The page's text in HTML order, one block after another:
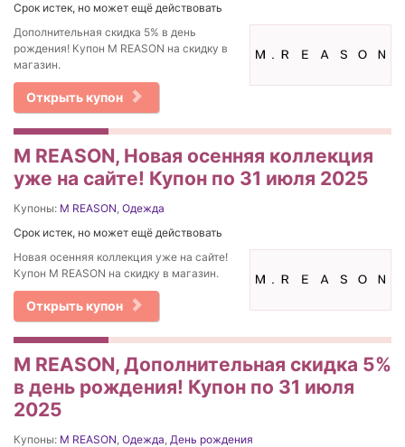
Срок истек, но может ещё действовать
Дополнительная скидка 5% в день
рождения! Купон M REASON на скидку в
магазин.
Открыть купон
M REASON, Новая осенняя коллекция
уже на сайте! Купон по 31 июля 2025
Купоны: M REASON, Одежда
Срок истек, но может ещё действовать
Новая осенняя коллекция уже на сайте!
Купон M REASON на скидку в магазин.
Открыть купон
M REASON, Дополнительная скидка 5%
в день рождения! Купон по 31 июля
2025
Купоны: M REASON, Одежда, День рождения